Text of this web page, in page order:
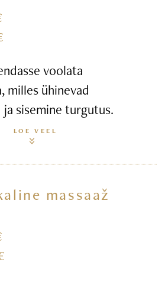
voolata
milles ühinevad
ja sisemine turgutus.
LOE VEEL
massaaž